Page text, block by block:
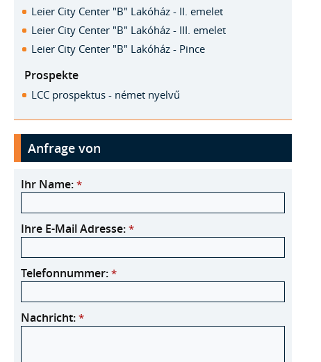
Leier City Center "B" Lakóház - II. emelet
Leier City Center "B" Lakóház - III. emelet
Leier City Center "B" Lakóház - Pince
Prospekte
LCC prospektus - német nyelvű
Anfrage von
Ihr Name: *
Ihre E-Mail Adresse: *
Telefonnummer: *
Nachricht: *